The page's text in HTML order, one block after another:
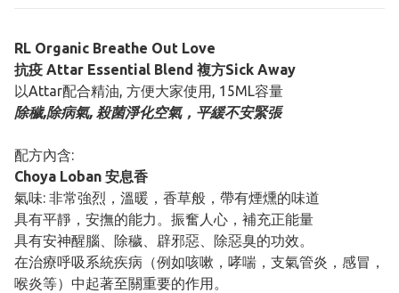
RL Organic Breathe Out Love
抗疫 Attar Essential Blend 複方Sick Away
以Attar配合精油, 方便大家使用, 15ML容量
除穢,除病氣, 殺菌淨化空氣，平緩不安緊張
配方內含:
Choya Loban 安息香
​氣味: 非常強烈，溫暖，香草般，帶有煙燻的味道
具有平靜，安撫的能力。振奮人心，補充正能量
具有安神醒腦、除穢、辟邪惡、除惡臭的功效。
在治療呼吸系統疾病（例如咳嗽，哮喘，支氣管炎，感冒，
喉炎等）中起著至關重要的作用。